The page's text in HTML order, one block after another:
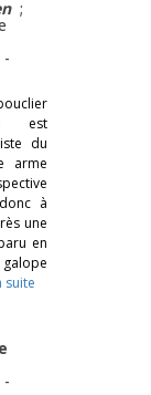
;
-
est
du
arme
à
une
en
galope
suite
-